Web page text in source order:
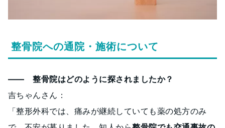
整骨院への通院・施術について
―― 整骨院はどのように探されましたか？
吉ちゃんさん：
「整形外科では、痛みが継続していても薬の処方のみ